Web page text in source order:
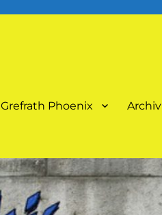
Grefrath Phoenix Archiv